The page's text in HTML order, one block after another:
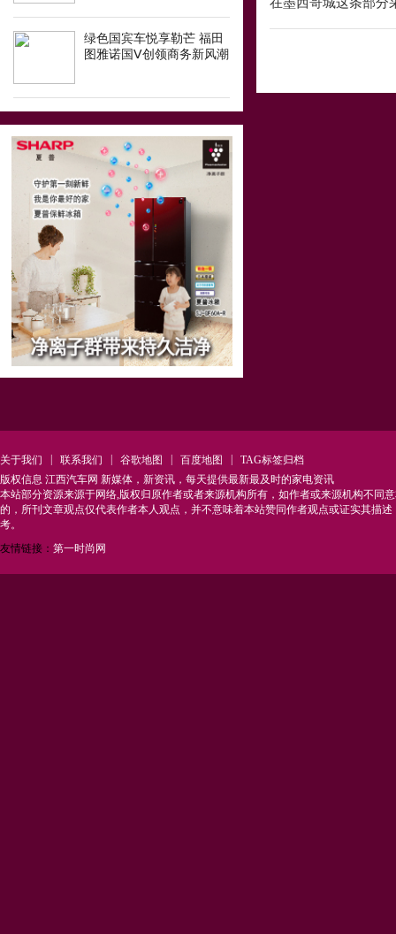
绿色国宾车悦享勒芒 福田
图雅诺国Ⅴ创领商务新风潮
关于我们 联系我们 谷歌地图 百度地图
TAG标签归档
版权信息 江西汽车网 新媒体，新资讯，每天提供最新最及时的家电资讯
本站部分资源来源于网络,版权归原作者或者来源机构所有，如作者或来源机构不同
的，所刊文章观点仅代表作者本人观点，并不意味着本站赞同作者观点或证实其描
考。
友情链接： 第一时尚网